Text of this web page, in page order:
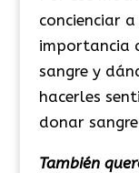
concienciar
importancia
sangre y
hacerles
donar
También